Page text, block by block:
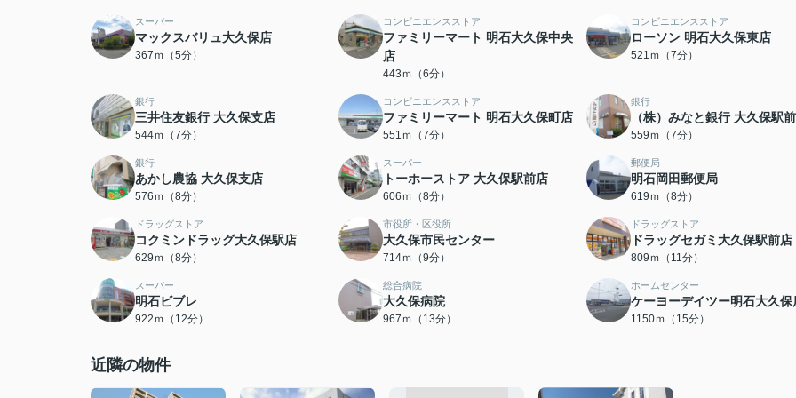
スーパー
マックスバリュ大久保店
367ｍ（5分）
コンビニエンスストア
ファミリーマート 明石大久保中央
店
443ｍ（6分）
コンビニエンスストア
ローソン 明石大久保東店
521ｍ（7分）
銀行
三井住友銀行 大久保支店
544ｍ（7分）
コンビニエンスストア
ファミリーマート 明石大久保町店
551ｍ（7分）
銀行
（株）みなと銀行 大久保駅
559ｍ（7分）
銀行
あかし農協 大久保支店
576ｍ（8分）
スーパー
トーホーストア 大久保駅前店
606ｍ（8分）
郵便局
明石岡田郵便局
619ｍ（8分）
ドラッグストア
コクミンドラッグ大久保駅店
629ｍ（8分）
市役所・区役所
大久保市民センター
714ｍ（9分）
ドラッグストア
ドラッグセガミ大久保駅前店
809ｍ（11分）
スーパー
明石ビブレ
922ｍ（12分）
総合病院
大久保病院
967ｍ（13分）
ホームセンター
ケーヨーデイツー明石大久保
1150ｍ（15分）
近隣の物件